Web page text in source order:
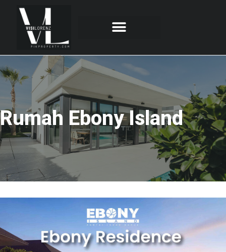
Rumah Ebony Island